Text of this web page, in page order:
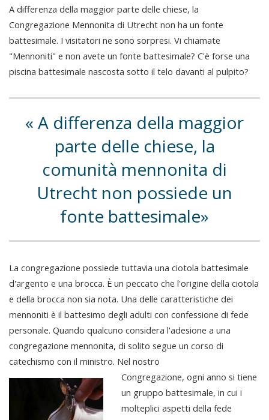
A differenza della maggior parte delle chiese, la
Congregazione Mennonita di Utrecht non ha un fonte
battesimale. I visitatori ne sono sorpresi. Vi chiamate
"Mennoniti" e non avete un fonte battesimale? C'è forse una
piscina battesimale nascosta sotto il telo davanti al pulpito?
A differenza della maggior
parte delle chiese, la
comunità mennonita di
Utrecht non possiede un
fonte battesimale
La congregazione possiede tuttavia una ciotola battesimale
d'argento e una brocca. È un peccato che l'origine della ciotola
e della brocca non sia nota. Una delle caratteristiche dei
mennoniti è il battesimo degli adulti con confessione di fede
personale. Quando qualcuno considera l'adesione a una
congregazione mennonita, di solito segue un corso di
catechismo con il ministro. Nel nostro
Congregazione, ogni anno si tiene
un gruppo battesimale, in cui i
molteplici aspetti della fede